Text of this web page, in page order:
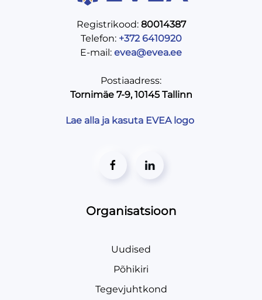
Registrikood: 80014387
Telefon: +372 6410920
E-mail: evea@evea.ee
Postiaadress:
Tornimäe 7-9, 10145 Tallinn
Lae alla ja kasuta EVEA logo
Organisatsioon
Uudised
Põhikiri
Tegevjuhtkond